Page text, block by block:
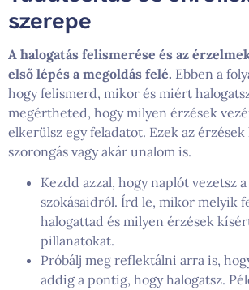
szerepe
A halogatás felismerése és az
első lépés a megoldás felé. Ebben a
hogy felismerd, mikor és miért
megértheted, hogy milyen érzések
elkerülsz egy feladatot. Ezek az
szorongás vagy akár unalom is.
Kezdd azzal, hogy naplót vezetsz
szokásaidról. Írd le, mikor melyik
halogattad és milyen érzések
pillanatokat.
Próbálj meg reflektálni arra is,
addig a pontig, hogy halogatsz.